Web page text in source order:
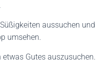
aussuchen und
umsehen.
Gutes auszusuchen.